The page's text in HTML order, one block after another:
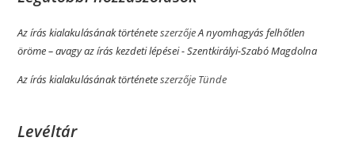
Az írás kialakulásának történeteszerzőjeA nyomhagyás felhőtlen
öröme­­ – avagy az írás kezdeti lépései - Szentkirályi-Szabó Magdolna
Az írás kialakulásának történeteszerzője Tünde
Levéltár